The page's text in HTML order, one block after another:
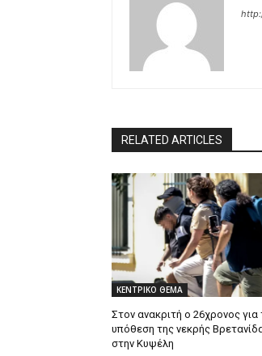
RELATED ARTICLES
ΚΕΝΤΡΙΚΟ ΘΕΜΑ
Στον ανακριτή ο 26χρονος για
υπόθεση της νεκρής
στην Κυψέλη